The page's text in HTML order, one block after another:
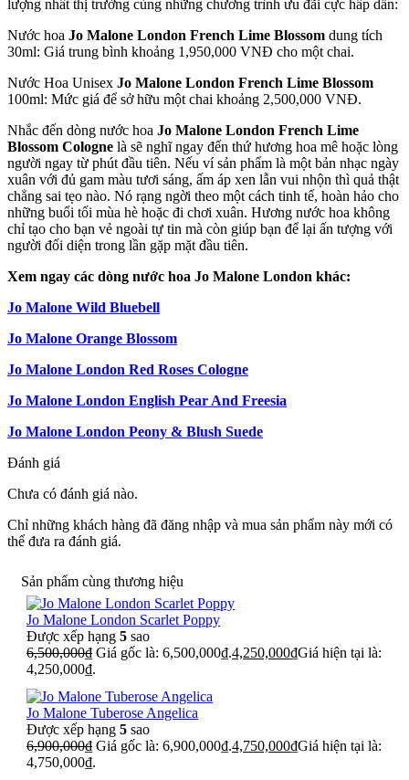
lượng nhất thị trường cùng những chương trình ưu đãi cực hấp dẫn:
Nước hoa Jo Malone London French Lime Blossom dung tích
30ml: Giá trung bình khoảng 1,950,000 VNĐ cho một chai.
Nước Hoa Unisex Jo Malone London French Lime Blossom
100ml: Mức giá để sở hữu một chai khoảng 2,500,000 VNĐ.
Nhắc đến dòng nước hoa Jo Malone London French Lime
Blossom Cologne là sẽ nghĩ ngay đến thứ hương hoa mê hoặc lòng
người ngay từ phút đầu tiên. Nếu ví sản phẩm là một bản nhạc ngày
xuân với đủ gam màu tươi sáng, ấm áp xen lẫn vui nhộn thì quả thật
chẳng sai tẹo nào. Nó rạng ngời theo một cách tinh tế, hoàn hảo cho
những buổi tối mùa hè hoặc đi chơi xuân. Hương nước hoa không
chỉ tạo cho bạn vẻ ngoài tự tin mà còn giúp bạn để lại ấn tượng với
người đối diện trong lần gặp mặt đầu tiên.
Xem ngay các dòng nước hoa Jo Malone London khác:
Jo Malone Wild Bluebell
Jo Malone Orange Blossom
Jo Malone London Red Roses Cologne
Jo Malone London English Pear And Freesia
Jo Malone London Peony & Blush Suede
Đánh giá
Chưa có đánh giá nào.
Chỉ những khách hàng đã đăng nhập và mua sản phẩm này mới có
thể đưa ra đánh giá.
Sản phẩm cùng thương hiệu
Jo Malone London Scarlet Poppy
Được xếp hạng 5 sao
6,500,000₫ Giá gốc là: 6,500,000₫.4,250,000₫Giá hiện tại là:
4,250,000₫.
Jo Malone Tuberose Angelica
Được xếp hạng 5 sao
6,900,000₫ Giá gốc là: 6,900,000₫.4,750,000₫Giá hiện tại là:
4,750,000₫.